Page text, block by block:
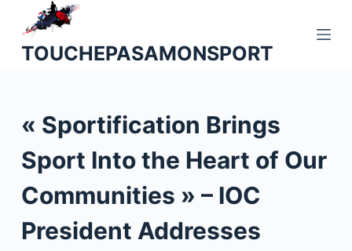
u
o
n
TOUCHEPASAMONSPORT
« Sportification Brings
Sport Into the Heart of Our
Communities » – IOC
President Addresses